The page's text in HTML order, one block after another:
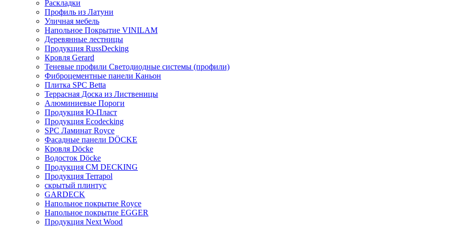
Раскладки
Профиль из Латуни
Уличная мебель
Напольное Покрытие VINILAM
Деревянные лестницы
Продукция RussDecking
Кровля Gerard
Теневые профили Светодиодные системы (профили)
Фиброцементные панели Каньон
Плитка SPC Betta
Террасная Доска из Лиственицы
Алюминиевые Пороги
Продукция Ю-Пласт
Продукция Ecodecking
SPC Ламинат Royce
Фасадные панели DÖCKE
Кровля Döcke
Водосток Döcke
Продукция CM DECKING
Продукция Terrapol
скрытый плинтус
GARDECK
Напольное покрытие Royce
Напольное покрытие EGGER
Продукция Next Wood